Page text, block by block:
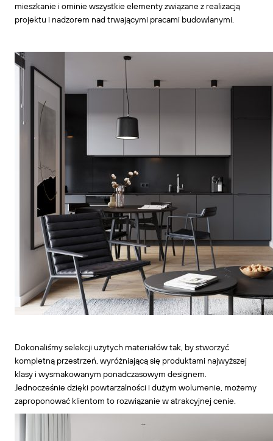
mieszkanie i ominie wszystkie elementy związane z realizacją
projektu i nadzorem nad trwającymi pracami budowlanymi.
Dokonaliśmy selekcji użytych materiałów tak, by stworzyć
kompletną przestrzeń, wyróżniającą się produktami najwyższej
klasy i wysmakowanym ponadczasowym designem.
Jednocześnie dzięki powtarzalności i dużym wolumenie, możemy
zaproponować klientom to rozwiązanie w atrakcyjnej cenie.